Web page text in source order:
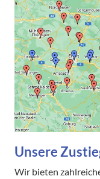
Unsere
Wir bieten